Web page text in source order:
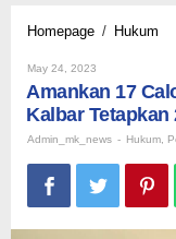
Homepage / Hukum
ke
2
May 24, 2023
Amankan 17
Kalbar Tetapkan
Admin_mk_news - Hukum